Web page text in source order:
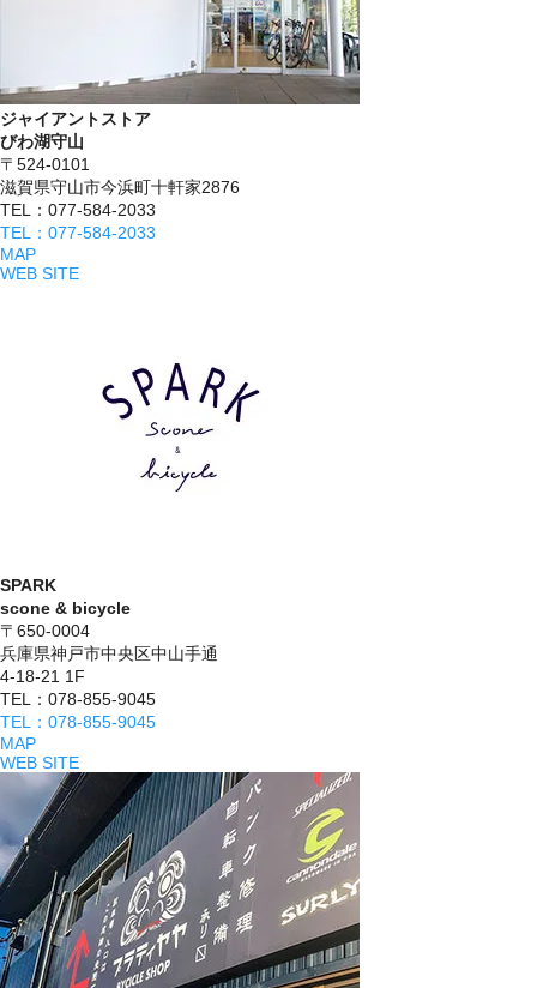
ジャイアントストア
びわ湖守山
〒524-0101
滋賀県守山市今浜町十軒家2876
TEL：077-584-2033
TEL：077-584-2033
MAP
WEB SITE
SPARK
scone & bicycle
〒650-0004
兵庫県神戸市中央区中山手通
4-18-21 1F
TEL：078-855-9045
TEL：078-855-9045
MAP
WEB SITE